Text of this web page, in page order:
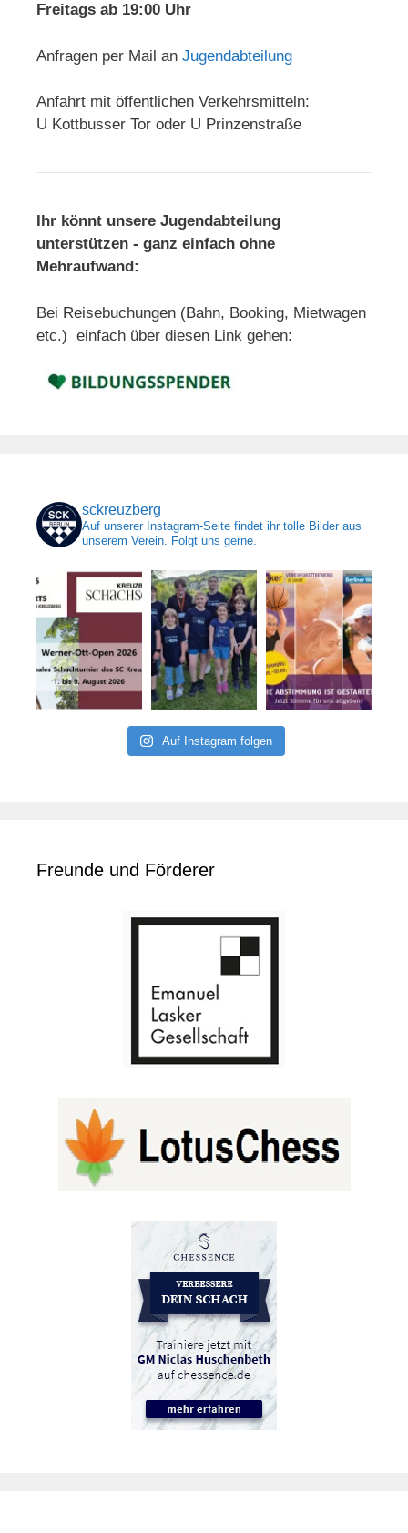
Freitags ab 19:00 Uhr
Anfragen per Mail an Jugendabteilung
Anfahrt mit öffentlichen Verkehrsmitteln:
U Kottbusser Tor oder U Prinzenstraße
Ihr könnt unsere Jugendabteilung
unterstützen - ganz einfach ohne
Mehraufwand:
Bei Reisebuchungen (Bahn, Booking, Mietwagen
etc.) einfach über diesen Link gehen:
sckreuzberg
Auf unserer Instagram-Seite findet ihr tolle Bilder aus
unserem Verein. Folgt uns gerne.
Auf Instagram folgen
Freunde und Förderer